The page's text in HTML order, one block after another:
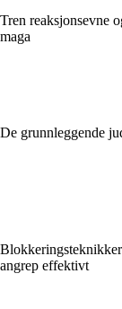
Tren reaksjonsevne
maga
De grunnleggende
angrep effektivt